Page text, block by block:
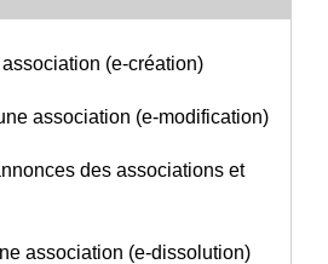
(e-création)
association (e-modification)
des associations et
association (e-dissolution)